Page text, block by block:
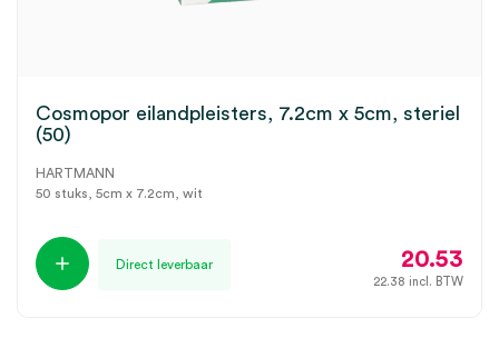
Cosmopor eilandpleisters, 7.2cm x 5cm, steriel
(50)
HARTMANN
50 stuks, 5cm x 7.2cm, wit
Direct leverbaar 20.53
22.38 incl. BTW